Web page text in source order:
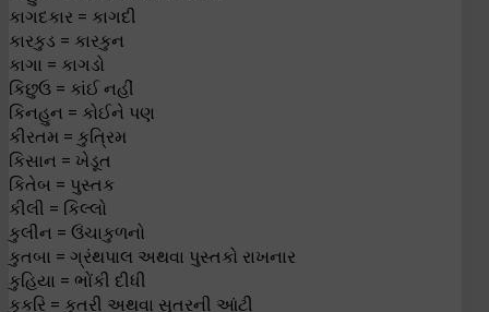
કાગદકાર = કાગદી
કારકુડ = કારકુન
કાગા = કાગડો
કિછુઉ = કાંઈ નહીં
કિનહુન = કોઈને પણ
કીરતમ = કુત્રિમ
કિસાન = ખેડૂત
કિતેબ = પુસ્તક
કીલી = કિલ્લો
કુલીન = ઉંચાકુળનો
કુતબા = ગ્રંથપાલ અથવા પુસ્તકો રાખનાર
કુહિયા = ભોંકી દીધી
કુકરિ = કુતરી અથવા સુતરની આંટી